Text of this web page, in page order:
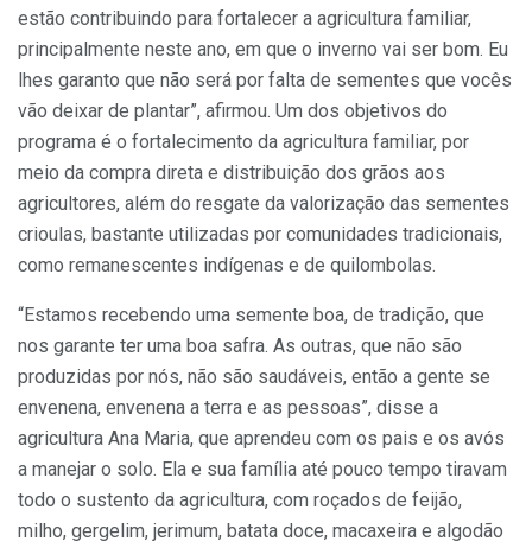
estão contribuindo para fortalecer a agricultura familiar,
principalmente neste ano, em que o inverno vai ser bom. Eu
lhes garanto que não será por falta de sementes que vocês
vão deixar de plantar”, afirmou. Um dos objetivos do
programa é o fortalecimento da agricultura familiar, por
meio da compra direta e distribuição dos grãos aos
agricultores, além do resgate da valorização das sementes
crioulas, bastante utilizadas por comunidades tradicionais,
como remanescentes indígenas e de quilombolas.
“Estamos recebendo uma semente boa, de tradição, que
nos garante ter uma boa safra. As outras, que não são
produzidas por nós, não são saudáveis, então a gente se
envenena, envenena a terra e as pessoas”, disse a
agricultura Ana Maria, que aprendeu com os pais e os avós
a manejar o solo. Ela e sua família até pouco tempo tiravam
todo o sustento da agricultura, com roçados de feijão,
milho, gergelim, jerimum, batata doce, macaxeira e algodão